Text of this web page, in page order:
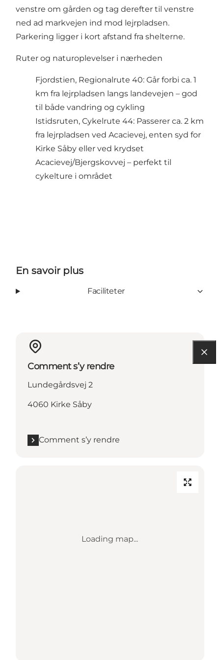
venstre om gården og tag derefter til venstre
ned ad markvejen ind mod lejrpladsen.
Parkering ligger i kort afstand fra shelterne.
Ruter og naturoplevelser i nærheden
Fjordstien, Regionalrute 40: Går forbi ca. 1
km fra lejrpladsen langs landevejen – god
til både vandring og cykling
Istidsruten, Cykelrute 44: Passerer ca. 2 km
fra lejrpladsen ved Acacievej, enten syd for
Kirke Såby eller ved krydset
Acacievej/Bjergskovvej – perfekt til
cykelture i området
En savoir plus
Faciliteter
Comment s’y rendre
Lundegårdsvej 2
4060 Kirke Såby
Comment s’y rendre
Loading map...